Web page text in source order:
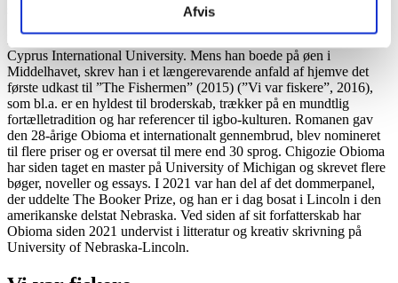
Afvis
studere i Storbritannien, men fik sin visumansøgning afvist.
Han tog derfor til Cypern, hvor han læste engelsk litteratur på
Cyprus International University. Mens han boede på øen i
Middelhavet, skrev han i et længerevarende anfald af hjemve det
første udkast til ”The Fishermen” (2015) (”Vi var fiskere”, 2016),
som bl.a. er en hyldest til broderskab, trækker på en mundtlig
fortælletradition og har referencer til igbo-kulturen. Romanen gav
den 28-årige Obioma et internationalt gennembrud, blev nomineret
til flere priser og er oversat til mere end 30 sprog. Chigozie Obioma
har siden taget en master på University of Michigan og skrevet flere
bøger, noveller og essays. I 2021 var han del af det dommerpanel,
der uddelte The Booker Prize, og han er i dag bosat i Lincoln i den
amerikanske delstat Nebraska. Ved siden af sit forfatterskab har
Obioma siden 2021 undervist i litteratur og kreativ skrivning på
University of Nebraska-Lincoln.